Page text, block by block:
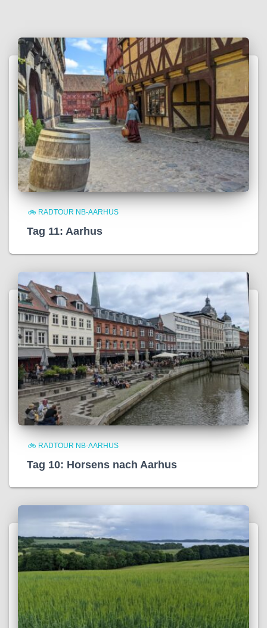
🚲 RADTOUR NB-AARHUS
Tag 11: Aarhus
🚲 RADTOUR NB-AARHUS
Tag 10: Horsens nach Aarhus